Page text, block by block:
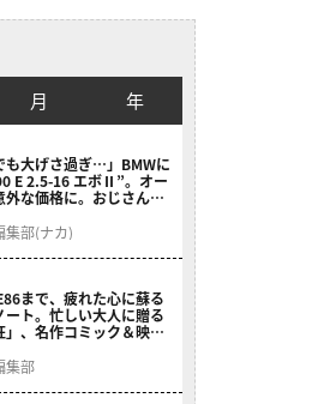
月 年
も大げさ過ぎ…」BMWに
E 2.5-16 エボⅡ”。オー
外な価格に。おじさん達
集部(ナカ)
まで、疲れた心に蘇る
ート。忙しい大人に贈る
」、名作コミック＆映画
集部